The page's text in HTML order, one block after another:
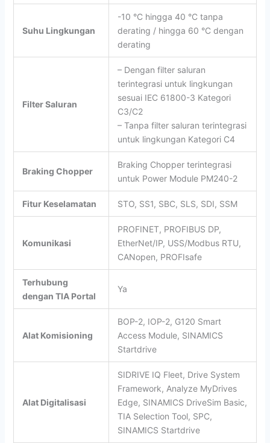
Suhu Lingkungan
-10 °C hingga 40 °C tanpa
derating / hingga 60 °C dengan
derating
Filter Saluran
– Dengan filter saluran
terintegrasi untuk lingkungan
sesuai IEC 61800-3 Kategori
C3/C2
– Tanpa filter saluran terintegrasi
untuk lingkungan Kategori C4
Braking Chopper
Braking Chopper terintegrasi
untuk Power Module PM240-2
Fitur Keselamatan STO, SS1, SBC, SLS, SDI, SSM
Komunikasi
PROFINET, PROFIBUS DP,
EtherNet/IP, USS/Modbus RTU,
CANopen, PROFIsafe
Terhubung
dengan TIA Portal
Ya
Alat Komisioning
BOP-2, IOP-2, G120 Smart
Access Module, SINAMICS
Startdrive
Alat Digitalisasi
SIDRIVE IQ Fleet, Drive System
Framework, Analyze MyDrives
Edge, SINAMICS DriveSim Basic,
TIA Selection Tool, SPC,
SINAMICS Startdrive